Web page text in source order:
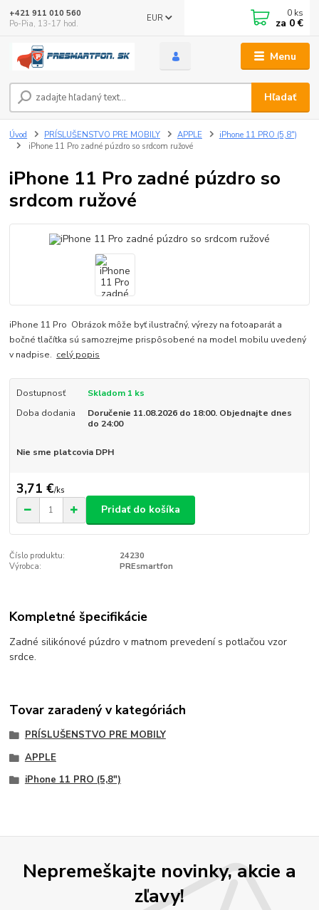
Menu
EUR
Hľadať
+421 911 010 560
Po-Pia, 13-17 hod.
0 ks
za 0 €
Úvod PRÍSLUŠENSTVO PRE MOBILY APPLE
iPhone 11 PRO (5,8")
iPhone 11 Pro zadné púzdro so srdcom ružové
iPhone 11 Pro zadné púzdro so
srdcom ružové
iPhone 11 Pro Obrázok môže byť ilustračný, výrezy na fotoaparát a
bočné tlačítka sú samozrejme prispôsobené na model mobilu uvedený
v nadpise. celý popis
Dostupnosť
Skladom 1 ks
Doba dodania
Doručenie 11.08.2026 do 18:00. Objednajte dnes
do 24:00
Nie sme platcovia DPH
3,71 €/ks
Pridať do košíka
Číslo produktu:
24230
Výrobca:
PREsmartfon
Kompletné špecifikácie
Zadné silikónové púzdro v matnom prevedení s potlačou vzor
srdce.
Tovar zaradený v kategóriách
PRÍSLUŠENSTVO PRE MOBILY
APPLE
iPhone 11 PRO (5,8")
Nepremeškajte novinky, akcie a
zľavy!